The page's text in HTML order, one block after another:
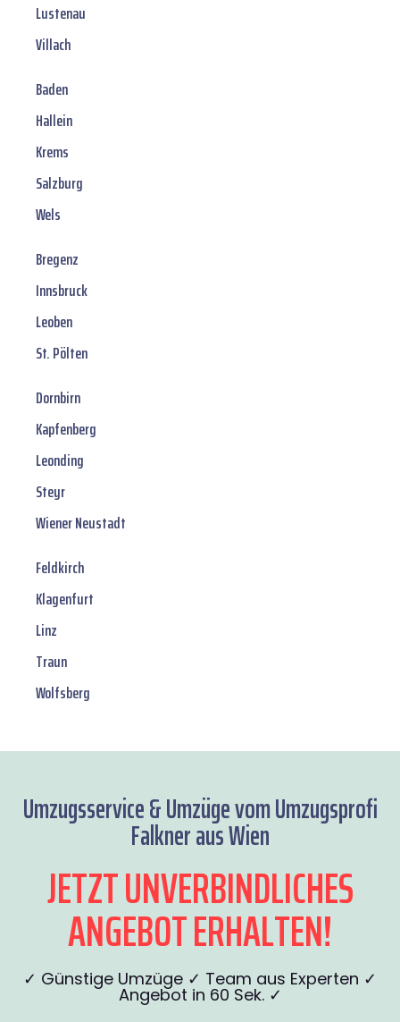
Lustenau
Villach
Baden
Hallein
Krems
Salzburg
Wels
Bregenz
Innsbruck
Leoben
St. Pölten
Dornbirn
Kapfenberg
Leonding
Steyr
Wiener Neustadt
Feldkirch
Klagenfurt
Linz
Traun
Wolfsberg
Umzugsservice & Umzüge vom Umzugsprofi
Falkner aus Wien
JETZT UNVERBINDLICHES
ANGEBOT ERHALTEN!
✓ Günstige Umzüge ✓ Team aus Experten ✓
Angebot in 60 Sek. ✓